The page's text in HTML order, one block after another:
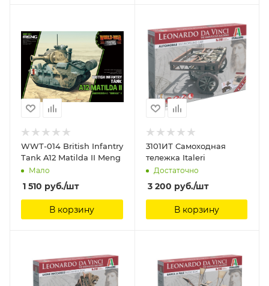
WWT-014 British Infantry
Tank A12 Matilda II Meng
Мало
1 510 руб./шт
В корзину
3101ИТ Самоходная
тележка Italeri
Достаточно
3 200 руб./шт
В корзину